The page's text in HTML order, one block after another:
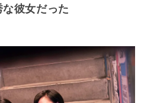
彼女だった